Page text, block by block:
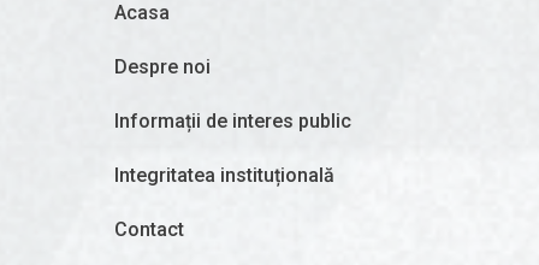
Acasa
Despre noi
Informații de interes public
Integritatea instituțională
Contact